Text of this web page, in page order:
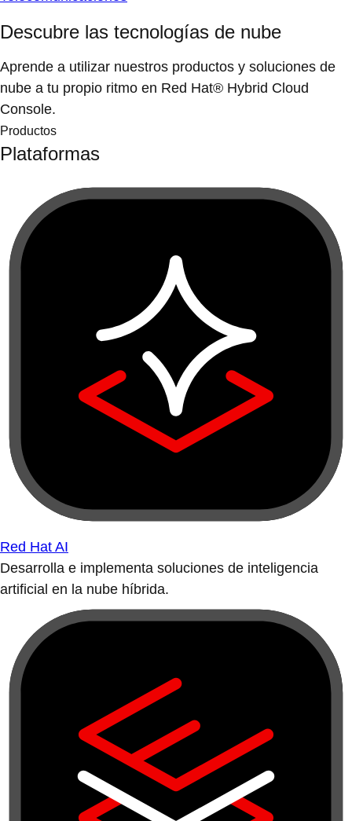
Descubre las tecnologías de nube
Aprende a utilizar nuestros productos y soluciones de
nube a tu propio ritmo en Red Hat® Hybrid Cloud
Console.
Productos
Plataformas
Red Hat AI
Desarrolla e implementa soluciones de inteligencia
artificial en la nube híbrida.